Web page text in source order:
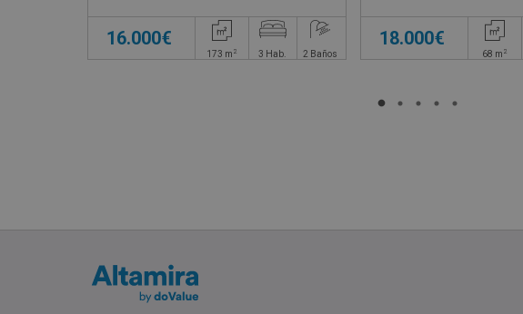
16.000€
173 m 2 3 Hab. 2 Baños
18.000€
68 m 2